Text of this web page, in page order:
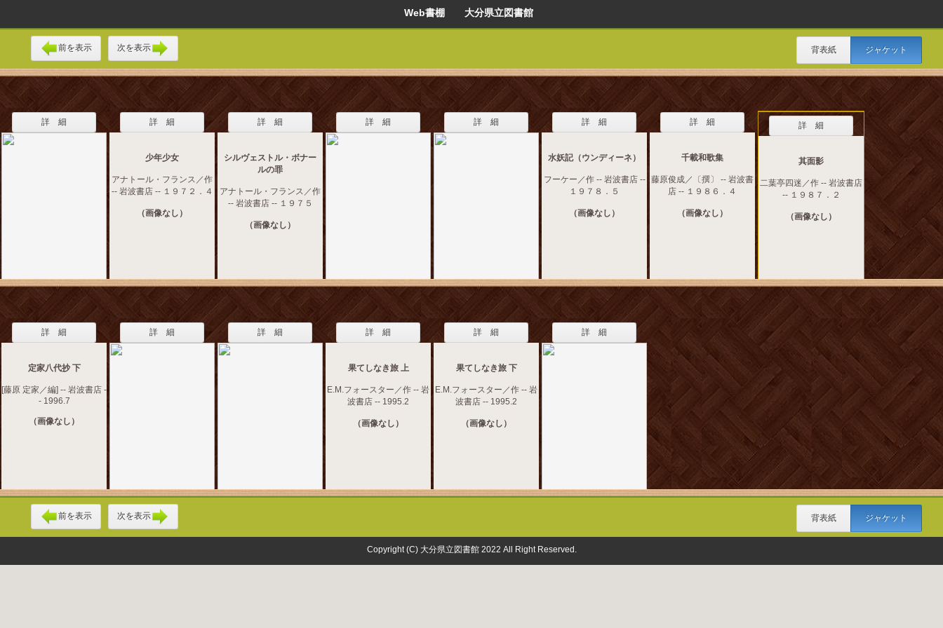
Web書棚 大分県立図書館
前を表示 次を表示 背表紙 ジャケット
詳 細 詳 細
少年少女
アナトール・フランス／作
-- 岩波書店 -- １９７２．４
（画像なし）
詳 細
シルヴェストル・ボナー
ルの罪
アナトール・フランス／作
-- 岩波書店 -- １９７５
（画像なし）
詳 細 詳 細 詳 細
水妖記（ウンディーネ）
フーケー／作 -- 岩波書店 --
１９７８．５
（画像なし）
詳 細
千載和歌集
藤原俊成／〔撰〕 -- 岩波書
店 -- １９８６．４
（画像なし）
詳 細
其面影
二葉亭四迷／作 -- 岩波書店
-- １９８７．２
（画像なし）
詳 細
定家八代抄 下
[藤原 定家／編] -- 岩波書店 -
- 1996.7
（画像なし）
詳 細 詳 細 詳 細
果てしなき旅 上
E.M.フォースター／作 -- 岩
波書店 -- 1995.2
（画像なし）
詳 細
果てしなき旅 下
E.M.フォースター／作 -- 岩
波書店 -- 1995.2
（画像なし）
詳 細
前を表示 次を表示 背表紙 ジャケット
Copyright (C) 大分県立図書館 2022 All Right Reserved.